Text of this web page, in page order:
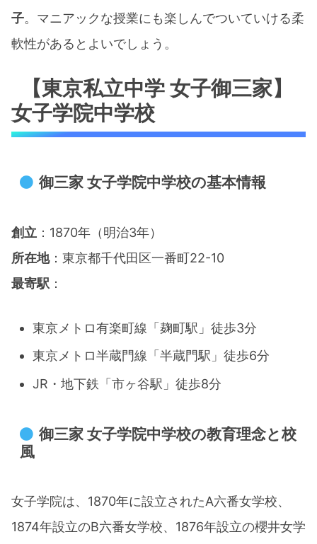
子。マニアックな授業にも楽しんでついていける柔
軟性があるとよいでしょう。​
【東京私立中学 女子御三家】
女子学院中学校
御三家 女子学院中学校の基本情報
創立 ：1870年（明治3年）
所在地：東京都千代田区一番町22-10​
最寄駅 ：
東京メトロ有楽町線「麹町駅」徒歩3分​
東京メトロ半蔵門線「半蔵門駅」徒歩6分
JR・地下鉄「市ヶ谷駅」徒歩8分​
御三家 女子学院中学校の教育理念と校
風
女子学院は、1870年に設立されたA六番女学校、
1874年設立のB六番女学校、1876年設立の櫻井女学